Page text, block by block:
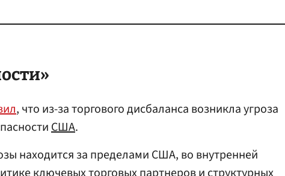
, что из-за торгового дисбаланса возникла угроза
США.
находится за пределами США, во внутренней